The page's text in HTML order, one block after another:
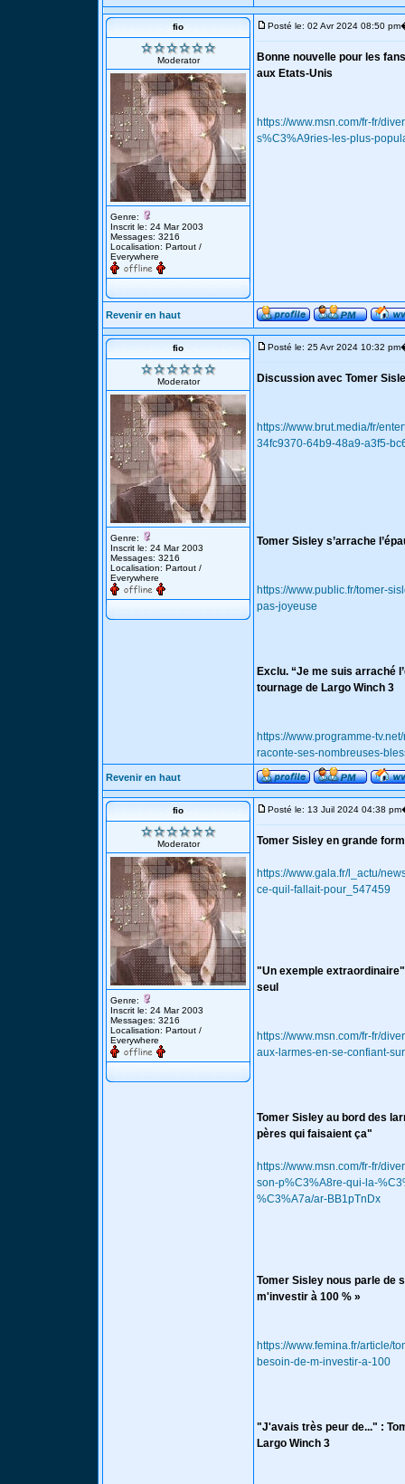
fio
Moderator
Genre:
Inscrit le: 24 Mar 2003
Messages: 3216
Localisation: Partout /
Everywhere
Posté le: 02 Avr 2024 08:50 pm
Bonne nouvelle pour les
aux Etats-Unis
https://www.msn.com/fr-fr/
s%C3%A9ries-les-plus-
Revenir en haut
fio
Moderator
Genre:
Inscrit le: 24 Mar 2003
Messages: 3216
Localisation: Partout /
Everywhere
Posté le: 25 Avr 2024 10:32 pm
Discussion avec Tomer
https://www.brut.media/fr/
34fc9370-64b9-48a9-a3f5-
Tomer Sisley s’arrache
https://www.public.fr/tomer-
pas-joyeuse
Exclu. “Je me suis arraché
tournage de Largo Winch 3
https://www.programme-
raconte-ses-nombreuses-
Revenir en haut
fio
Moderator
Genre:
Inscrit le: 24 Mar 2003
Messages: 3216
Localisation: Partout /
Everywhere
Posté le: 13 Juil 2024 04:38 pm
Tomer Sisley en grande
https://www.gala.fr/l_actu/
ce-quil-fallait-pour_547459
"Un exemple
seul
https://www.msn.com/fr-fr/
aux-larmes-en-se-confiant-
Tomer Sisley au bord des
pères qui faisaient ça"
https://www.msn.com/fr-fr/
son-p%C3%A8re-qui-la-
%C3%A7a/ar-BB1pTnDx
Tomer Sisley nous parle de
m'investir à 100 % »
https://www.femina.fr/article/
besoin-de-m-investir-a-100
"J'avais très peur de..." :
Largo Winch 3